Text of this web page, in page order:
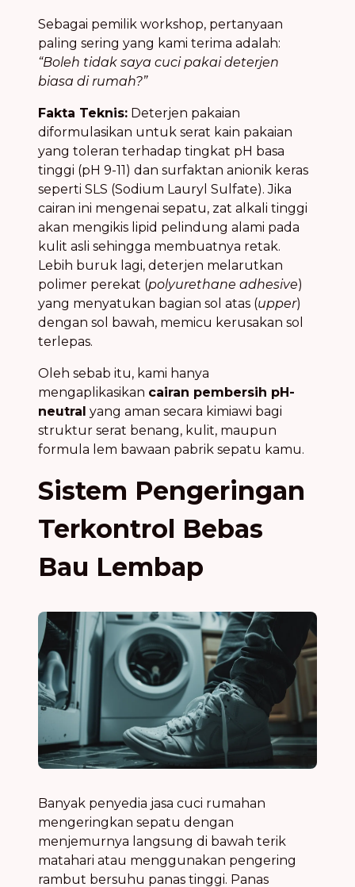
Sebagai pemilik workshop, pertanyaan
paling sering yang kami terima adalah:
“Boleh tidak saya cuci pakai deterjen
biasa di rumah?”
Fakta Teknis: Deterjen pakaian
diformulasikan untuk serat kain pakaian
yang toleran terhadap tingkat pH basa
tinggi (pH 9-11) dan surfaktan anionik keras
seperti SLS (Sodium Lauryl Sulfate). Jika
cairan ini mengenai sepatu, zat alkali tinggi
akan mengikis lipid pelindung alami pada
kulit asli sehingga membuatnya retak.
Lebih buruk lagi, deterjen melarutkan
polimer perekat (polyurethane adhesive)
yang menyatukan bagian sol atas (upper)
dengan sol bawah, memicu kerusakan sol
terlepas.
Oleh sebab itu, kami hanya
mengaplikasikan cairan pembersih pH-
neutral yang aman secara kimiawi bagi
struktur serat benang, kulit, maupun
formula lem bawaan pabrik sepatu kamu.
Sistem Pengeringan
Terkontrol Bebas
Bau Lembap
Banyak penyedia jasa cuci rumahan
mengeringkan sepatu dengan
menjemurnya langsung di bawah terik
matahari atau menggunakan pengering
rambut bersuhu panas tinggi. Panas